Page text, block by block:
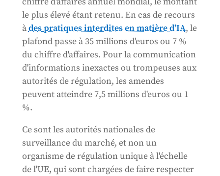
le plus élevé étant retenu. En cas de recours
àdes pratiques interdites en matière d'IA, le
plafond passe à 35 millions d'euros ou 7 %
du chiffre d'affaires. Pour la communication
d'informations inexactes ou trompeuses aux
autorités de régulation, les amendes
peuvent atteindre 7,5 millions d'euros ou 1
%.
Ce sont les autorités nationales de
surveillance du marché, et non un
organisme de régulation unique à l'échelle
de l'UE, qui sont chargées de faire respecter